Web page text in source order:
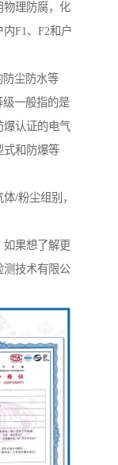
物理防腐，化
F1、F2和户
防尘防水等
一般指的是
爆认证的电气
式和防爆等
/粉尘组别，
如果想了解更
测技术有限公